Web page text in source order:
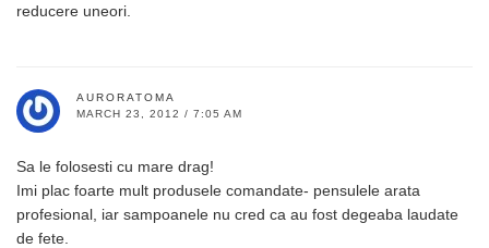
reducere uneori.
AURORATOMA
MARCH 23, 2012 / 7:05 AM
Sa le folosesti cu mare drag!
Imi plac foarte mult produsele comandate- pensulele arata
profesional, iar sampoanele nu cred ca au fost degeaba laudate
de fete.